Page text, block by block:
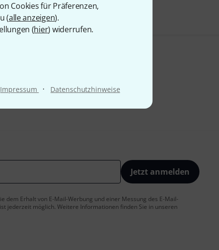
Cookies für Präferenzen,
(alle anzeigen).
(hier) widerrufen.
Impressum · Datenschutzhinweise
Jetzt anmelden
dem Erhalt von E-Mail-Werbung und einer Messung des E-Mail-
jederzeit möglich. Weitere Informationen finden Sie in unseren